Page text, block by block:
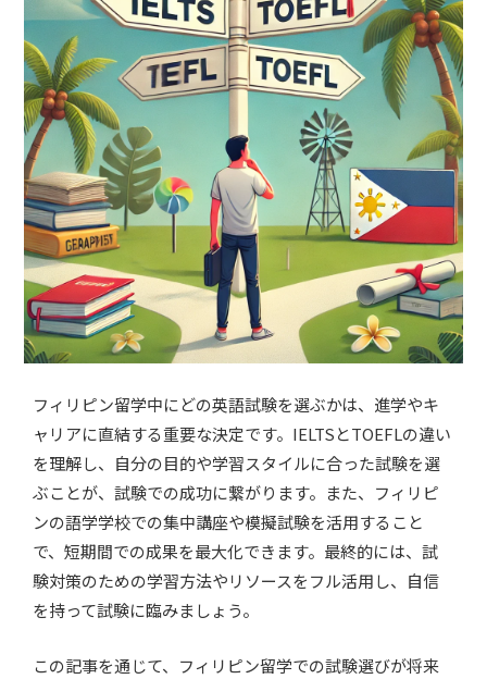
フィリピン留学中にどの英語試験を選ぶかは、進学やキ
ャリアに直結する重要な決定です。IELTSとTOEFLの違い
を理解し、自分の目的や学習スタイルに合った試験を選
ぶことが、試験での成功に繋がります。また、フィリピ
ンの語学学校での集中講座や模擬試験を活用すること
で、短期間での成果を最大化できます。最終的には、試
験対策のための学習方法やリソースをフル活用し、自信
を持って試験に臨みましょう。
この記事を通じて、フィリピン留学での試験選びが将来